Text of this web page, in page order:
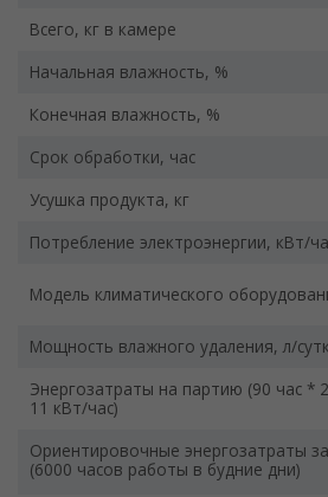
Всего, кг в камере
Начальная влажность, %
Конечная влажность, %
Срок обработки, час
Усушка продукта, кг
Потребление электроэнергии, кВт/
Модель климатического
Мощность влажного удаления, л/
Энергозатраты на партию (90 час *
11 кВт/час)
Ориентировочные энергозатраты
(6000 часов работы в будние дни)